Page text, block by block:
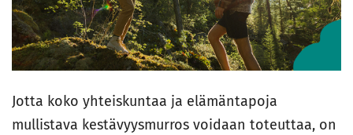
Jotta koko yhteiskuntaa ja elämäntapoja
mullistava kestävyysmurros voidaan toteuttaa, on